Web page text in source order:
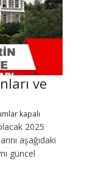
ve
kapalı
2025
aşağıdaki
güncel